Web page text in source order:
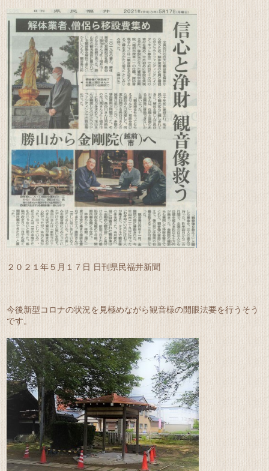
２０２１年５月１７日 日刊県民福井新聞
今後新型コロナの状況を見極めながら観音様の開眼法要を行うそう
です。